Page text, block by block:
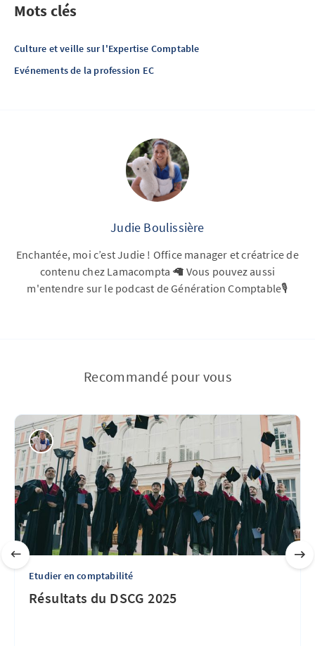
Mots clés
Culture et veille sur l'Expertise Comptable
Evénements de la profession EC
Judie Boulissière
Enchantée, moi c’est Judie ! Office manager et créatrice de
contenu chez Lamacompta 🦙 Vous pouvez aussi
m'entendre sur le podcast de Génération Comptable🎙️
Recommandé pour vous
Etudier en comptabilité
Résultats du DSCG 2025